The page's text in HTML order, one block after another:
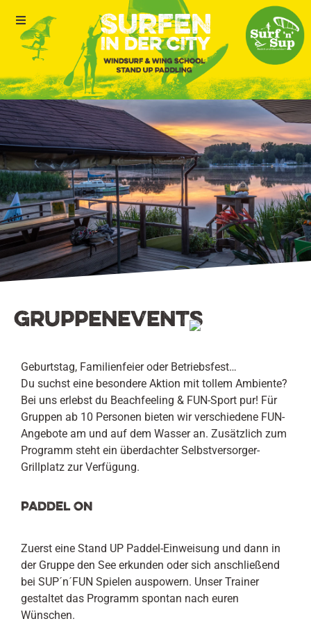
Gruppenevents
Geburtstag, Familienfeier oder Betriebsfest…
Du suchst eine besondere Aktion mit tollem Ambiente?
Bei uns erlebst du Beachfeeling & FUN-Sport pur! Für
Gruppen ab 10 Personen bieten wir verschiedene FUN-
Angebote am und auf dem Wasser an. Zusätzlich zum
Programm steht ein überdachter Selbstversorger-
Grillplatz zur Verfügung.
PADDEL ON
Zuerst eine Stand UP Paddel-Einweisung und dann in
der Gruppe den See erkunden oder sich anschließend
bei SUP´n´FUN Spielen auspowern. Unser Trainer
gestaltet das Programm spontan nach euren
Wünschen.